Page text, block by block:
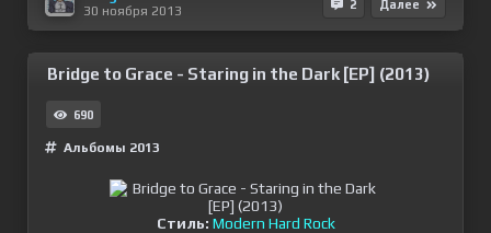
30 ноября 2013
2 Далее
Bridge to Grace - Staring in the Dark [EP] (2013)
690
Альбомы 2013
Стиль: Modern Hard Rock